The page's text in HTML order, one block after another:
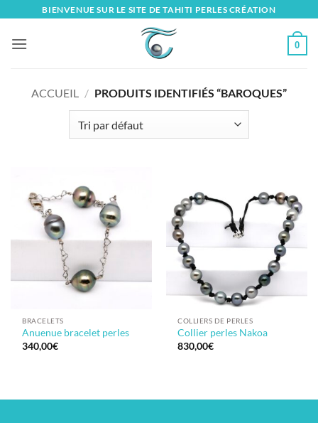
content
BIENVENUE SUR LE SITE DE TAHITI PERLES CRÉATION
0
ACCUEIL / PRODUITS IDENTIFIÉS “BAROQUES”
BRACELETS
Anuenue bracelet perles
340,00€
COLLIERS DE PERLES
Collier perles Nakoa
830,00€